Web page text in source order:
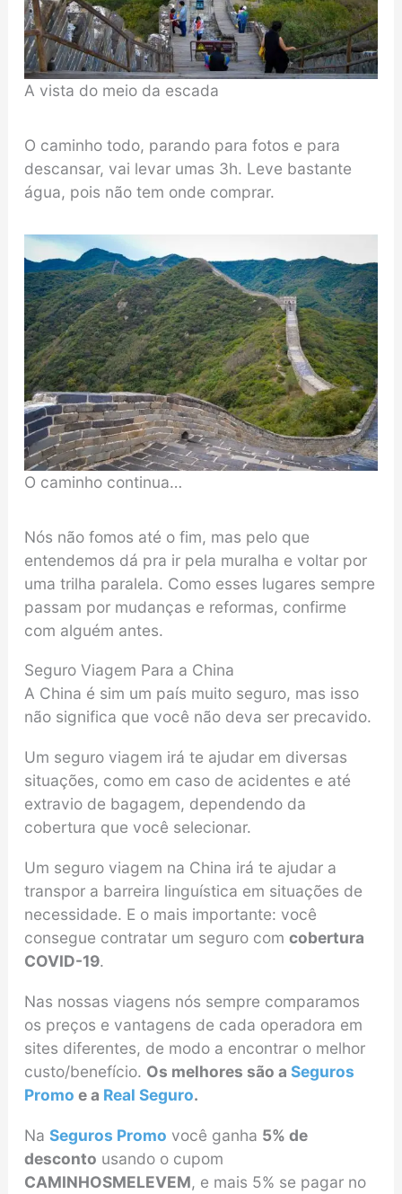
A vista do meio da escada
O caminho todo, parando para fotos e para
descansar, vai levar umas 3h. Leve bastante
água, pois não tem onde comprar.
O caminho continua…
Nós não fomos até o fim, mas pelo que
entendemos dá pra ir pela muralha e voltar por
uma trilha paralela. Como esses lugares sempre
passam por mudanças e reformas, confirme
com alguém antes.
Seguro Viagem Para a China
A China é sim um país muito seguro, mas isso
não significa que você não deva ser precavido.
Um seguro viagem irá te ajudar em diversas
situações, como em caso de acidentes e até
extravio de bagagem, dependendo da
cobertura que você selecionar.
Um seguro viagem na China irá te ajudar a
transpor a barreira linguística em situações de
necessidade. E o mais importante: você
consegue contratar um seguro com cobertura
COVID-19.
Nas nossas viagens nós sempre comparamos
os preços e vantagens de cada operadora em
sites diferentes, de modo a encontrar o melhor
custo/benefício. Os melhores são a Seguros
Promo e a Real Seguro.
Na Seguros Promo você ganha 5% de
desconto usando o cupom
CAMINHOSMELEVEM, e mais 5% se pagar no